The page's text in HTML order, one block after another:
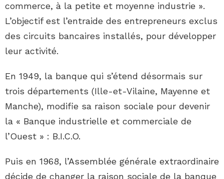
commerce, à la petite et moyenne industrie ».
L’objectif est l’entraide des entrepreneurs exclus
des circuits bancaires installés, pour développer
leur activité.
En 1949, la banque qui s’étend désormais sur
trois départements (Ille-et-Vilaine, Mayenne et
Manche), modifie sa raison sociale pour devenir
la « Banque industrielle et commerciale de
l’Ouest » : B.I.C.O.
Puis en 1968, l’Assemblée générale extraordinaire
décide de changer la raison sociale de la banque